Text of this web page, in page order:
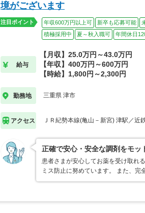
境がございます
注目ポイント 年収600万円以上可 新卒も応募可能
積極採用中
夏～秋入職可 年間休日
給与
【月収】25.0万円～43.0万円
【年収】400万円～600万円
【時給】1,800円～2,300円
勤務地 三重県 津市
アクセス ＪＲ紀勢本線(亀山－新宮) 津駅／
正確で安心・安全な調剤をモッ
患者さまが安心してお薬を受け取れ
ミス防止に努めています。 また、